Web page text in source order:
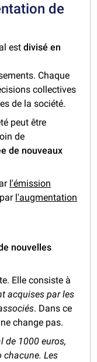
de
estdivisé en
Chaque
collectives
de la société.
peut être
de
de nouveaux
l'émission
l'augmentation
nouvelles
Elle consiste à
acquises par les
. Dans ce
change pas.
de 1000 euros,
chacune. Les